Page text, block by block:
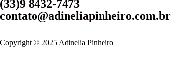
(33)9 8432-7473
contato@adineliapinheiro.com.br
Copyright © 2025 Adinelia Pinheiro